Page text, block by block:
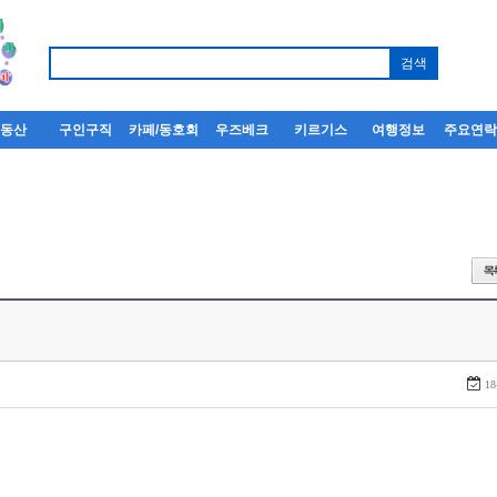
산 구인구직 카페/동호회 우즈베크 키르기스 여행정보 주요연